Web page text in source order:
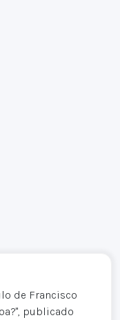
de Francisco
publicado